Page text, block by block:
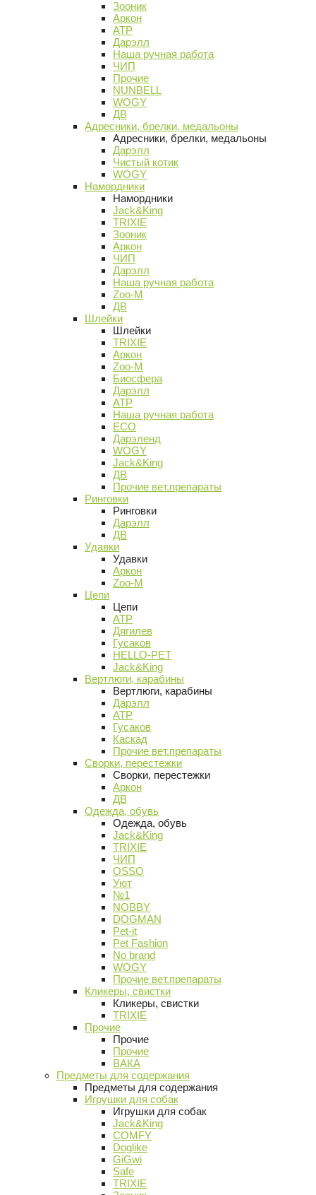
Зооник
Аркон
АТР
Дарэлл
Наша ручная работа
ЧИП
Прочие
NUNBELL
WOGY
ДВ
Адресники, брелки, медальоны
Адресники, брелки, медальоны
Дарэлл
Чистый котик
WOGY
Намордники
Намордники
Jack&King
TRIXIE
Зооник
Аркон
ЧИП
Дарэлл
Наша ручная работа
Zoo-M
ДВ
Шлейки
Шлейки
TRIXIE
Аркон
Zoo-M
Биосфера
Дарэлл
АТР
Наша ручная работа
ECO
Дарэленд
WOGY
Jack&King
ДВ
Прочие вет.препараты
Ринговки
Ринговки
Дарэлл
ДВ
Удавки
Удавки
Аркон
Zoo-M
Цепи
Цепи
АТР
Дягилев
Гусаков
HELLO-PET
Jack&King
Вертлюги, карабины
Вертлюги, карабины
Дарэлл
АТР
Гусаков
Каскад
Прочие вет.препараты
Сворки, перестежки
Сворки, перестежки
Аркон
ДВ
Одежда, обувь
Одежда, обувь
Jack&King
TRIXIE
ЧИП
OSSO
Уют
№1
NOBBY
DOGMAN
Pet-it
Pet Fashion
No brand
WOGY
Прочие вет.препараты
Кликеры, свистки
Кликеры, свистки
TRIXIE
Прочие
Прочие
Прочие
ВАКА
Предметы для содержания
Предметы для содержания
Игрушки для собак
Игрушки для собак
Jack&King
COMFY
Doglike
GiGwi
Safe
TRIXIE